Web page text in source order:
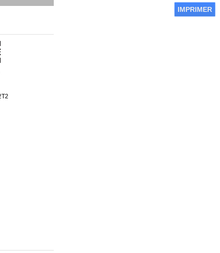
IMPRIMER